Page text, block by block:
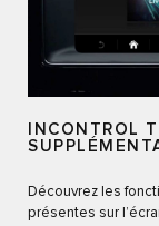
INCONTROL
Découvrez les
présentes sur